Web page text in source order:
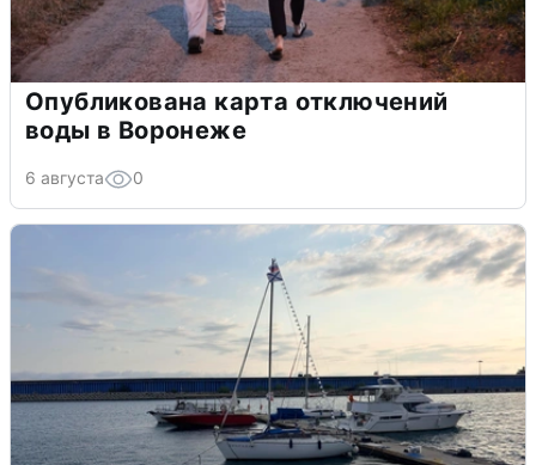
Опубликована карта отключений
воды в Воронеже
6 августа 0